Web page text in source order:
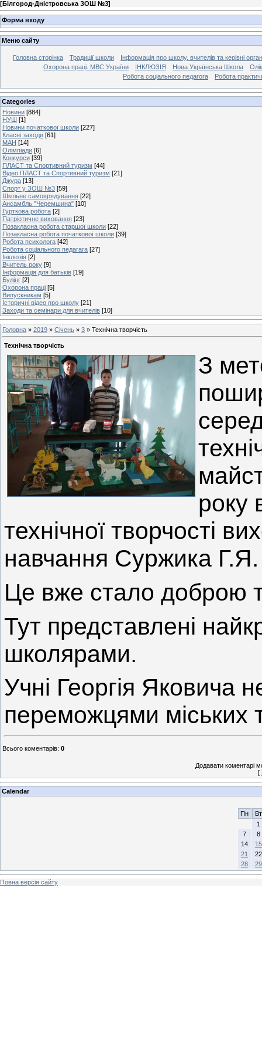
[Білгород-Дністровська ЗОШ №3]
Форма входу
Меню сайту
Головна сторінка Традиції школи
Інформація про школу, вчителів та керівні
Охорона праці. МВС України
ІНКЛЮЗІЯ Нова Українська Школа
Робота соціального педагога
Робота
Categories
Новини [884]
НУШ [1]
Новини початкової школи [227]
Класні заходи [61]
МАН [14]
Олімпіади [6]
Конкурси [39]
ПЛАСТ та Спортивний туризм [44]
Відео ПЛАСТ та Спортивний туризм [21]
Джура [13]
Спорт у ЗОШ №3 [59]
Шкільне самоврядування [22]
Ансамбль "Черемшина" [10]
Гурткова робота [2]
Патріотичне виховання [23]
Позакласна робота старшої школи [22]
Позакласна робота початкової школи [39]
Робота психолога [42]
Робота соціального педагага [27]
Інклюзія [2]
Вчитель року [9]
Інформація для батьків [19]
Булінг [2]
Охорона праці [5]
Випускникам [5]
Історичні відео про школу [21]
Заходи та семінари для вчителів [10]
Головна » 2019 » Січень » 3 » Технічна творчість
Технічна творчість
З
року
технічної творчості
навчання Суржика Г.Я.
Це вже стало доброю
Тут представлені
школярами.
Учні Георгія Яковича
переможцями міських
Всього коментарів: 0
Додавати коментарі
[
Calendar
Пн
Вт
1
7
8
14
15
21
22
28
29
Повна версія сайту